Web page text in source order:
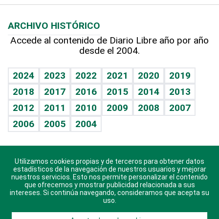
Hablando con el pediatra
Vida y familia
Eñe
Celebrando la vida
Sin complejos
En pocas palabras
Escuchando al corazón
Economía Personal
Línea de hit
BRV
TBT Deportivo
Más firmas
Hecho en casa
Guía del dinero
Cumpleaños
Horóscopos
Juegos
ARCHIVO HISTÓRICO
Accede al contenido de Diario Libre año por año
desde el 2004.
2024 2023 2022 2021 2020
2019
2018
2017 2016 2015 2014
2013
2012
2011 2010 2009 2008
2007
2006
2005 2004
Descarga nuestras aplicaciones para Android, iOS y
sistema Huawei.
Utilizamos cookies propias y de terceros para obtener datos
estadísticos de la navegación de nuestros usuarios y mejorar
nuestros servicios. Esto nos permite personalizar el contenido
que ofrecemos y mostrar publicidad relacionada a sus
intereses. Si continúa navegando, consideramos que acepta su
uso.